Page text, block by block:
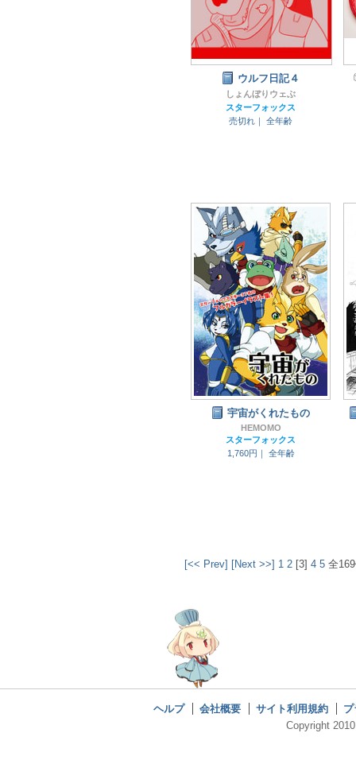
ウルフ日記４
しょんぼりウェぶ
スターフォックス
売切れ｜
全年齢
宇宙がくれたもの
HEMOMO
スターフォックス
1,760円｜
全年齢
[<< Prev] [Next >>] 1 2 [3] 4 5 全
ヘルプ 会社概要 サイト利用規約
Copyright